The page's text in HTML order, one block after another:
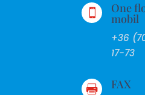
 One
mobil
+36
17-73
 FAX